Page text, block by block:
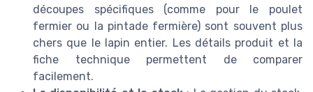
découpes spécifiques (comme pour le poulet
fermier ou la pintade fermière) sont souvent plus
chers que le lapin entier. Les détails produit et la
fiche technique permettent de comparer
facilement.